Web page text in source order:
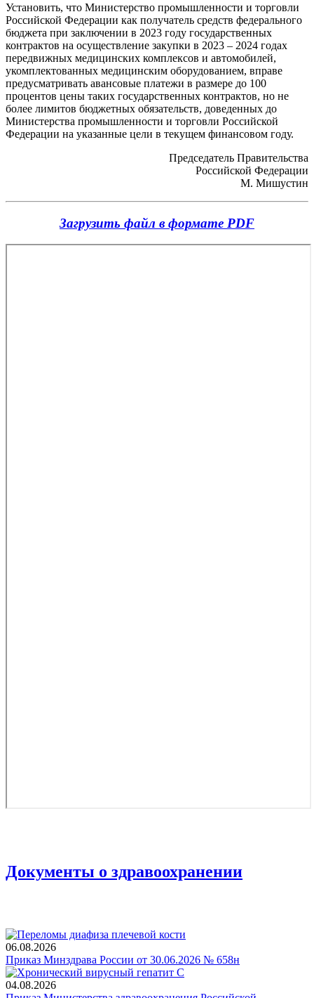
Установить, что Министерство промышленности и торговли
Российской Федерации как получатель средств федерального
бюджета при заключении в 2023 году государственных
контрактов на осуществление закупки в 2023 – 2024 годах
передвижных медицинских комплексов и автомобилей,
укомплектованных медицинским оборудованием, вправе
предусматривать авансовые платежи в размере до 100
процентов цены таких государственных контрактов, но не
более лимитов бюджетных обязательств, доведенных до
Министерства промышленности и торговли Российской
Федерации на указанные цели в текущем финансовом году.
Председатель Правительства
Российской Федерации
М. Мишустин
Загрузить файл в формате PDF
Документы о здравоохранении
06.08.2026
Приказ Минздрава России от 30.06.2026 № 658н
04.08.2026